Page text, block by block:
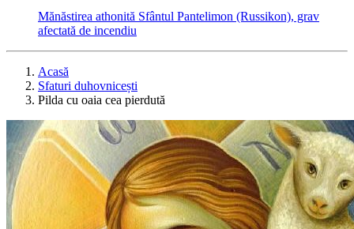
Mănăstirea athonită Sfântul Pantelimon (Russikon), grav
afectată de incendiu
Acasă
Sfaturi duhovnicești
Pilda cu oaia cea pierdută